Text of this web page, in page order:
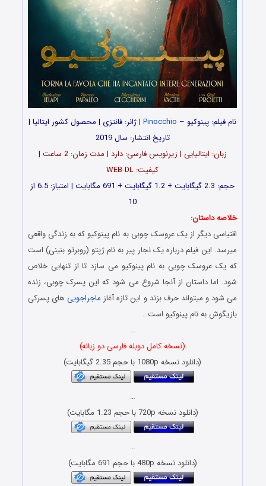
نام فیلم: پینوکیو – Pinocchio | ژانر: فانتزی | محصول کشور ایتالیا |
تاریخ انتشار: سال 2019
زبان: ایتالیایی | زیرنویس فارسی: دارد | مدت زمان: 2 ساعت |
کیفیت: WEB-DL
حجم: 2.3 گیگابایت + 1.2 گیگابایت + 691 مگابایت | امتیاز: 6.5 از
10
خلاصه داستان:
اقتباسی دیگر از یک عروسک چوبی به نام پینوکیو که به زندگی واقعی
میرسد. این فیلم درباره یک نجار پیر به نام ژپتو (روبرتو بنینی) است
که یک عروسک چوبی به نام پینوکیو می سازد تا از تنهایی خلاص
شود. اما داستان از آنجا شروع می شود که این پسرک چوبی، زنده
می شود و میتواند حرف بزند و این تازه آغاز ماجراجوییهای پسرکی
بازیگوش به نام پینوکیو است…
…
(نسخه کامل دوبله فارسی دو زبانه)
(دانلود نسخه 1080p با حجم 2.35 گیگابایت)
…
(دانلود نسخه 720p با حجم 1.23 مگابایت)
…
(دانلود نسخه 480p با حجم 691 مگابایت)